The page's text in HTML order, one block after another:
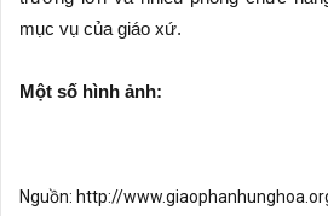
mục vụ của giáo xứ.
Một số hình ảnh:
Nguồn: http://